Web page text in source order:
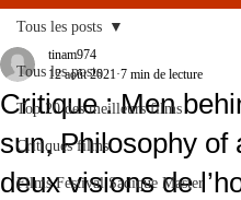
Tous les posts
Top 20 des meilleurs films
Critiques films
Films Festival Sadique Master
Tous les posts
Critique : Men
sun, Philosophy of
deux visions de
tinam974
12 août 2021 7 min de lecture